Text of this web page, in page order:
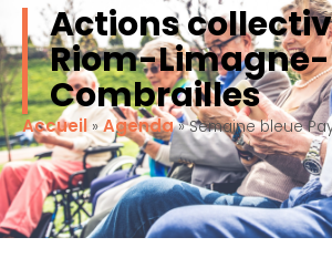
Actions
Riom-Limagne-
Combrailles
Accueil»Agenda»Semaine bleue